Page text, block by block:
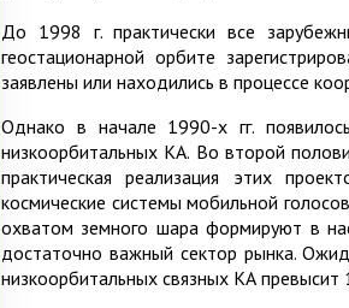
До 1998 г. практически все
геостационарной орбите
заявлены или находились в процессе
Однако в начале 1990-х гг.
низкоорбитальных КА. Во второй
практическая реализация этих
космические системы мобильной
охватом земного шара формируют в
достаточно важный сектор рынка.
низкоорбитальных связных КА превысит